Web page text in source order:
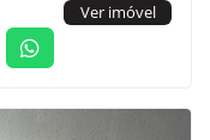
Ver imóvel